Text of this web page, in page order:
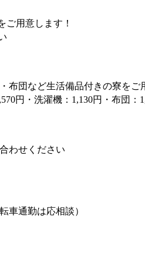
ご用意します！
布団など生活備品付きの寮をご
円・洗濯機：1,130円・布団：
わせください
車通勤は応相談）